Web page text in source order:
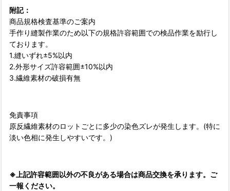
附記：
商品規格検査基準のご案内
手作り縫製作業のため以下の規格許容範囲での検品作業を励行し
ております。
1.縫いずれ±5%以内
2.外形サイズ許容範囲±10%以内
3.繊維素材の破損有無
免責事項
原反繊維素材のロットごとに多少の染色ズレが発生します。(特に
淡い色相に発生しやすいです。)
※ 上記許容範囲以外の不良がある場合は商品交換を承ります。ご
一報ください。